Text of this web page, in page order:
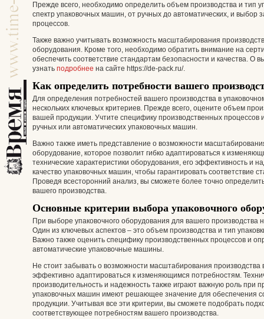
Прежде всего, необходимо определить объем производства и тип
спектр упаковочных машин, от ручных до автоматических, и выбор
процессов.
Также важно учитывать возможность масштабирования
оборудования. Кроме того, необходимо обратить внимание на
обеспечить соответствие стандартам безопасности и качества. О
узнать подробнее на сайте https://de-pack.ru/.
Как определить потребности вашего
Для определения потребностей вашего производства в
нескольких ключевых критериев. Прежде всего, оцените объем
вашей продукции. Учтите специфику производственных
ручных или автоматических упаковочных машин.
Важно также иметь представление о возможности
оборудование, которое позволит гибко адаптироваться к
технические характеристики оборудования, его эффективность и
качество упаковочных машин, чтобы гарантировать соответствие
Проведя всесторонний анализ, вы сможете более точно
вашего производства.
Основные критерии выбора упаковочного
При выборе упаковочного оборудования для вашего производства
Один из ключевых аспектов – это объем производства и тип
Важно также оценить специфику производственных процессов и
автоматические упаковочные машины.
Не стоит забывать о возможности масштабирования
эффективно адаптироваться к изменяющимся потребностям.
производительность и надежность также играют важную роль при
упаковочных машин имеют решающее значение для обеспечения
продукции. Учитывая все эти критерии, вы сможете подобрать
соответствующее потребностям вашего производства.